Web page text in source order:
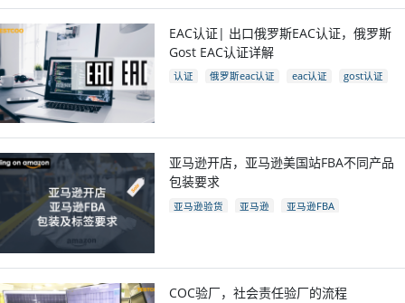
EAC认证| 出口俄罗斯EAC认证，俄罗斯
Gost EAC认证详解
认证 俄罗斯eac认证 eac认证
gost认证
亚马逊开店，亚马逊美国站FBA不同产品
包装要求
亚马逊验货 亚马逊
亚马逊FBA
COC验厂，社会责任验厂的流程